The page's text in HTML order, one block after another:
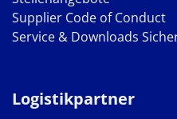
Supplier Code of Conduct
Service & Downloads
Logistikpartner